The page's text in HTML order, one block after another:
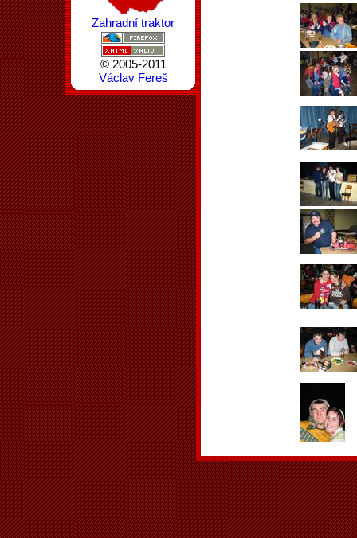
Zahradní traktor
© 2005-2011
Václav Fereš